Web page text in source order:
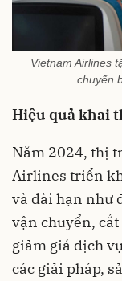
Vietnam Airlines
chuyến
Hiệu quả khai
Năm 2024, thị
Airlines triển
và dài hạn như
vận chuyển,
giảm giá dịch
các giải pháp,